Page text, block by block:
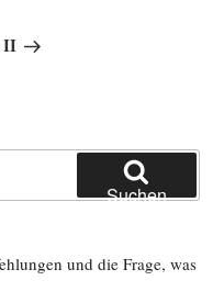
II
Suchen
und die Frage, was